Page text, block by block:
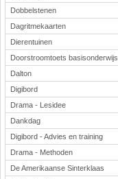
Dobbelstenen
Dagritmekaarten
Dierentuinen
Doorstroomtoets basisonderwijs
Dalton
Digibord
Drama - Lesidee
Dankdag
Digibord - Advies en training
Drama - Methoden
De Amerikaanse Sinterklaas